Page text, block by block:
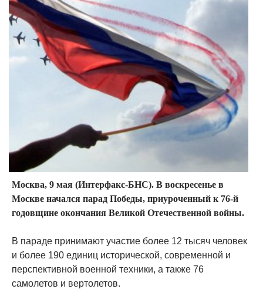
Москва, 9 мая (Интерфакс-БНС). В воскресенье в
Москве начался парад Победы, приуроченный к 76-й
годовщине окончания Великой Отечественной войны.
В параде принимают участие более 12 тысяч человек
и более 190 единиц исторической, современной и
перспективной военной техники, а также 76
самолетов и вертолетов.